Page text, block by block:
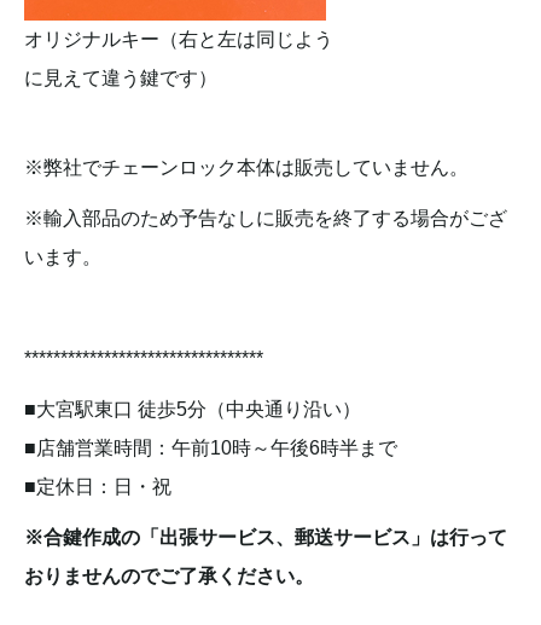
オリジナルキー（右と左は同じよう
に見えて違う鍵です）
※弊社でチェーンロック本体は販売していません。
※輸入部品のため予告なしに販売を終了する場合がござ
います。
*********************************
■大宮駅東口 徒歩5分（中央通り沿い）
■店舗営業時間：午前10時～午後6時半まで
■定休日：日・祝
※合鍵作成の「出張サービス、郵送サービス」は行って
おりませんのでご了承ください。